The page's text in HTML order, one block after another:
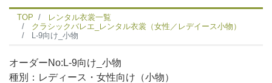
TOP
レンタル衣裳一覧
クラシックバレエ_レンタル衣裳（女性／レデイース小物）
L-9向け_小物
オーダーNo:L-9向け_小物
種別：レディース・女性向け（小物）